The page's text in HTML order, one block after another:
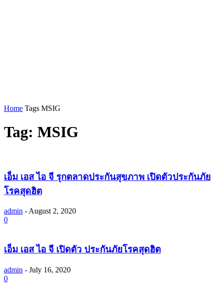
Home Tags MSIG
Tag: MSIG
เอ็ม เอส ไอ จี รุกตลาดประกันสุขภาพ เปิดตัวประกันภัย
โรคสุดฮิต
admin - August 2, 2020
0
เอ็ม เอส ไอ จี เปิดตัว ประกันภัยโรคสุดฮิต
admin - July 16, 2020
0